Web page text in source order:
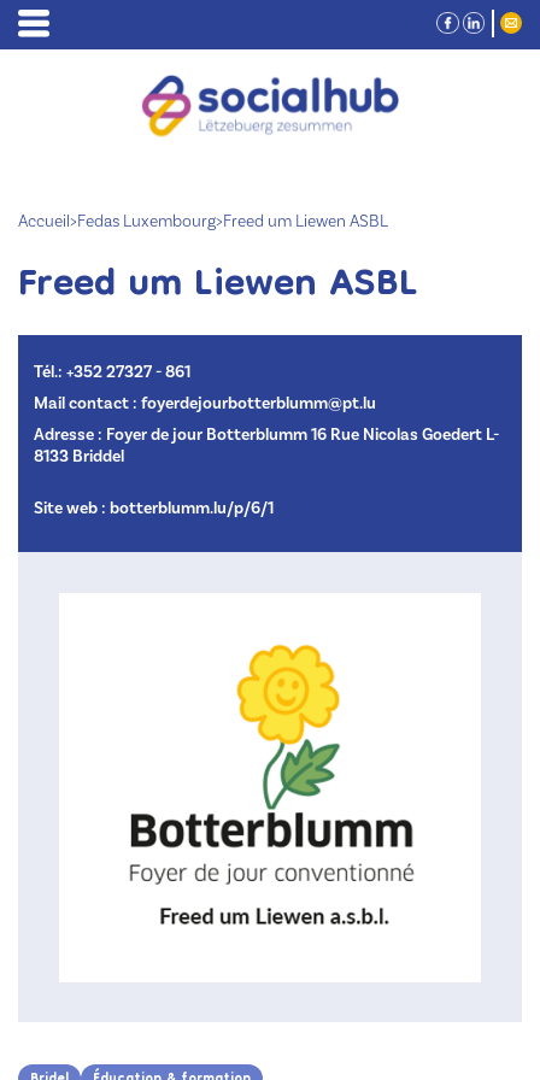
Accueil>Fedas Luxembourg>Freed um Liewen ASBL
Freed um Liewen ASBL
Tél.: +352 27327 - 861
Mail contact : foyerdejourbotterblumm@pt.lu
Adresse : Foyer de jour Botterblumm 16 Rue Nicolas Goedert L-
8133 Briddel
Site web : botterblumm.lu/p/6/1